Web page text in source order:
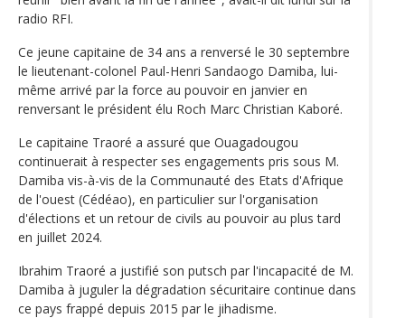
radio RFI.
Ce jeune capitaine de 34 ans a renversé le 30 septembre
le lieutenant-colonel Paul-Henri Sandaogo Damiba, lui-
même arrivé par la force au pouvoir en janvier en
renversant le président élu Roch Marc Christian Kaboré.
Le capitaine Traoré a assuré que Ouagadougou
continuerait à respecter ses engagements pris sous M.
Damiba vis-à-vis de la Communauté des Etats d'Afrique
de l'ouest (Cédéao), en particulier sur l'organisation
d'élections et un retour de civils au pouvoir au plus tard
en juillet 2024.
Ibrahim Traoré a justifié son putsch par l'incapacité de M.
Damiba à juguler la dégradation sécuritaire continue dans
ce pays frappé depuis 2015 par le jihadisme.